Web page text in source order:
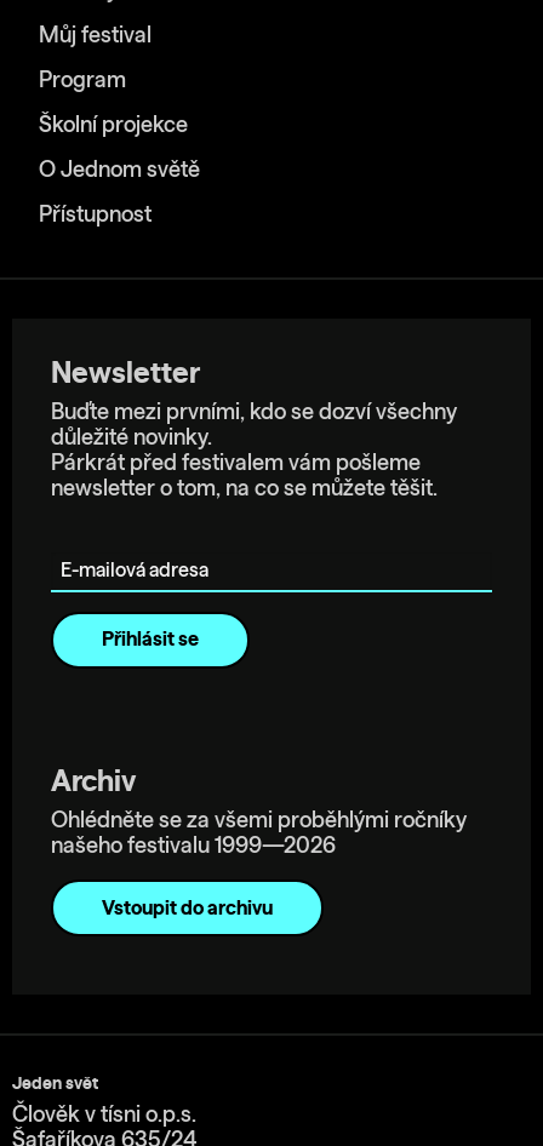
Můj festival
Program
Školní projekce
O Jednom světě
Přístupnost
Newsletter
Buďte mezi prvními, kdo se dozví všechny
důležité novinky.
Párkrát před festivalem vám pošleme
newsletter o tom, na co se můžete těšit.
Archiv
Ohlédněte se za všemi proběhlými ročníky
našeho festivalu 1999—2026
Vstoupit do archivu
Jeden svět
Člověk v tísni o.p.s.
Šafaříkova 635/24